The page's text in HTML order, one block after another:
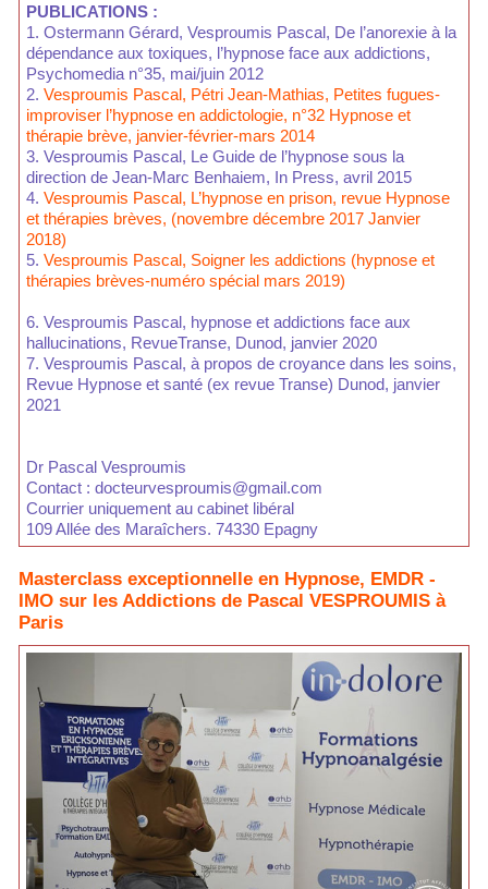
PUBLICATIONS :
1. Ostermann Gérard, Vesproumis Pascal, De l’anorexie à la
dépendance aux toxiques, l’hypnose face aux addictions,
Psychomedia n°35, mai/juin 2012
2. Vesproumis Pascal, Pétri Jean-Mathias, Petites fugues-
improviser l’hypnose en addictologie, n°32 Hypnose et
thérapie brève, janvier-février-mars 2014
3. Vesproumis Pascal, Le Guide de l’hypnose sous la
direction de Jean-Marc Benhaiem, In Press, avril 2015
4. Vesproumis Pascal, L’hypnose en prison, revue Hypnose
et thérapies brèves, (novembre décembre 2017 Janvier
2018)
5. Vesproumis Pascal, Soigner les addictions (hypnose et
thérapies brèves-numéro spécial mars 2019)
6. Vesproumis Pascal, hypnose et addictions face aux
hallucinations, RevueTranse, Dunod, janvier 2020
7. Vesproumis Pascal, à propos de croyance dans les soins,
Revue Hypnose et santé (ex revue Transe) Dunod, janvier
2021
Dr Pascal Vesproumis
Contact : docteurvesproumis@gmail.com
Courrier uniquement au cabinet libéral
109 Allée des Maraîchers. 74330 Epagny
Masterclass exceptionnelle en Hypnose, EMDR -
IMO sur les Addictions de Pascal VESPROUMIS à
Paris